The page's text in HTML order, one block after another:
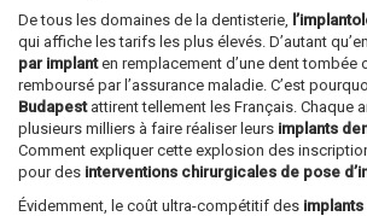
De tous les domaines de la dentisterie,
qui affiche les tarifs les plus élevés. D’autant
par implanten remplacement d’une dent tombée
remboursé par l’assurance maladie. C’est
Budapestattirent tellement les Français. Chaque
plusieurs milliers à faire réaliser leurs implants
Comment expliquer cette explosion des
pour des interventions chirurgicales de pose
Évidemment, le coût ultra-compétitif des